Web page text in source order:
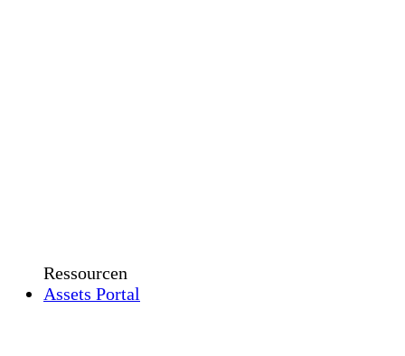
Ressourcen
Assets Portal